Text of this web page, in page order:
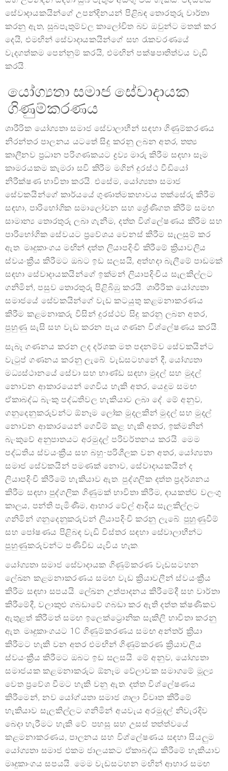
සේවාදායකයින්ගේ උපන්දිනයන් පිළිබඳ තොරතුරු වාර්තා
කරනු ඇත, සුබපැතුම්වල කාලෝචිත බව ඔවුන්ට මතක් කර
දෙයි, එමඟින් සේවාදායකයින්ගේ සහ රැකවරණයේ
වැදගත්කම පෙන්නුම් කරයි, එමඟින් පක්ෂපාතිත්වය වැඩි
කරයි.
යෝග්‍යතා සමාජ සේවාදායක
ගිණුම්කරණය
ශාරීරික යෝග්‍යතා සමාජ සේවාලාභීන් සඳහා ගිණුම්කරණය
නිරන්තර පාලනය යටතේ සිදු කරනු ලබන අතර, තත්‍ය
කාලීනව ප්‍රධාන පරිගණකයට ද්‍රව්‍ය මාරු කිරීම සඳහා සෑම
කාමරයකම කැමරා සවි කිරීම මගින් දුරස්ථ වීඩියෝ
නිරීක්ෂණ භාවිතා කරයි. එසේම, යෝග්‍යතා සමාජ
සේවකයින්ගේ කාර්යයේ ගුණාත්මකභාවය තක්සේරු කිරීම
සඳහා, පාරිභෝගික සමාලෝචන සහ ශ්‍රේණිගත කිරීම් සමඟ
සාමාන්‍ය තොරතුරු ලබා ගැනීම, දත්ත විශ්ලේෂණය කිරීම සහ
පාරිභෝගික සේවයට ප්‍රවේශය වෙනස් කිරීම සැලසුම් කර
ඇත. මෘදුකාංගය මඟින් දත්ත ලියාපදිංචි කිරීමේ ක්‍රියාවලිය
ස්වයංක්‍රීය කිරීමට ඔබට ඉඩ සලසයි, අත්හදා බැලීමේ පාඩමක්
සඳහා සේවාදායකයින්ගේ ඉක්මන් ලියාපදිංචිය සැලකිල්ලට
ගනිමින්, පසුව තොරතුරු පිළිබිඹු කරයි. ශාරීරික යෝග්‍යතා
සමාජයේ සේවකයින්ගේ වැඩ කටයුතු කළමනාකරණය
කිරීම කළමනාකරු විසින් දුරස්ථව සිදු කරනු ලබන අතර,
පුහුණු සැසි සහ වැඩ කරන පැය ගණන විශ්ලේෂණය කරයි.
සැබෑ ගණනය කරන ලද දර්ශක මත පදනම්ව සේවකයින්ට
වැටුප් ගණනය කරනු ලැබේ. වැඩසටහනේ දී, යෝග්‍යතා
මධ්‍යස්ථානයේ සේවා සහ භාණ්ඩ සඳහා මුදල් සහ මුදල්
නොවන ආකාරයෙන් ගෙවිය හැකි අතර, යෙදුම සමඟ
ඒකාබද්ධ බැංකු පද්ධතිවල හැකියාව ලබා දේ. මේ අනුව,
ගනුදෙනුකරුවන්ට ඕනෑම ලෝක මුදලකින් මුදල් සහ මුදල්
නොවන ආකාරයෙන් ගෙවීම් කළ හැකි අතර, ඉක්මනින්
බැංකුවේ අනුපාතයට අරමුදල් පරිවර්තනය කරයි. මෙම
පද්ධතිය ස්වයංක්‍රීය සහ බහු-පරිශීලක වන අතර, යෝග්‍යතා
සමාජ සේවකයින් පමණක් නොව, සේවාදායකයින් ද
ලියාපදිංචි කිරීමේ හැකියාව ඇත. පුද්ගලික දත්ත ප්‍රදර්ශනය
කිරීම සඳහා පුද්ගලික ගිණුමක් භාවිතා කිරීම, දායකත්ව වලංගු
කාලය, පන්ති පැමිණීම, ආහාර වේල් ආදිය සැලකිල්ලට
ගනිමින් ගනුදෙනුකරුවන් ලියාපදිංචි කරනු ලැබේ. පුහුණුවීම්
සහ පෝෂණය පිළිබඳ වැඩි විස්තර සඳහා සේවාලාභීන්ට
පුහුණුකරුවන්ට පණිවිඩ යැවිය හැක.
යෝග්‍යතා සමාජ සේවාදායක ගිණුම්කරණ වැඩසටහන
ලේඛන කළමනාකරණය සමඟ වැඩ ක්‍රියාවලීන් ස්වයංක්‍රීය
කිරීම සඳහා සපයයි. ලේඛන උත්පාදනය කිරීමේදී සහ වාර්තා
කිරීමේදී, වලාකුළු ගබඩාවේ ගබඩා කර ඇති දත්ත ක්ෂණිකව
ඇතුළත් කිරීමත් සමඟ ඉලෙක්ට්‍රොනික සැකිලි භාවිතා කරනු
ඇත. මෘදුකාංගයට 1C ගිණුම්කරණය සමඟ අන්තර් ක්‍රියා
කිරීමට හැකි වන අතර එමඟින් ගිණුම්කරණ ක්‍රියාවලිය
ස්වයංක්‍රීය කිරීමට ඔබට ඉඩ සලසයි. මේ අනුව, යෝග්‍යතා
සමාජයක කළමනාකරුට ඕනෑම වේලාවක සමාගමේ මූල්‍ය
වෙත ප්‍රවේශ වීමට හැකි වනු ඇත. දත්ත විශ්ලේෂණය
කිරීමෙන්, නව යෝග්යතා සමාජ ශාලා විවෘත කිරීමේ
හැකියාව සැලකිල්ලට ගනිමින් අයවැය අරමුදල් නිවැරදිව
බෙදා හැරීමට හැකි වේ. පහසු සහ උසස් තත්ත්වයේ
කළමනාකරණය, පාලනය සහ විශ්ලේෂණය සඳහා සියලුම
යෝග්‍යතා සමාජ එකම ජාලයකට ඒකාබද්ධ කිරීමේ හැකියාව
මෘදුකාංගය සපයයි. මෙම වැඩසටහන මඟින් ආහාර සමඟ